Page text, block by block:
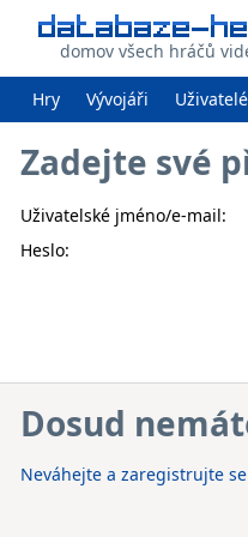
domov všech hráčů
Hry Vývojáři Uživatelé
Zadejte své
Uživatelské jméno/e-mail:
Heslo:
Dosud
Neváhejte a zaregistrujte